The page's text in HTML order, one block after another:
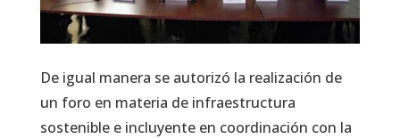
De igual manera se autorizó la realización de
un foro en materia de infraestructura
sostenible e incluyente en coordinación con la